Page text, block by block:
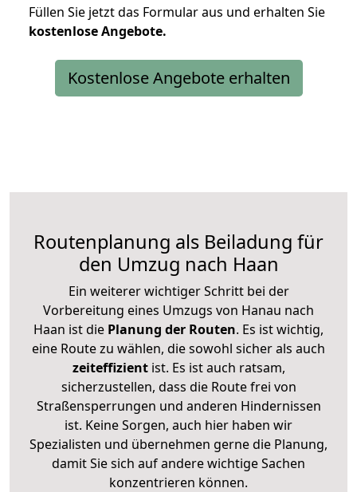
Füllen Sie jetzt das Formular aus und erhalten Sie
kostenloseAngebote.
Kostenlose Angebote erhalten
Routenplanung als Beiladung für
den Umzug nach Haan
Ein weiterer wichtiger Schritt bei der
Vorbereitung eines Umzugs von Hanau nach
Haan ist die Planung der Routen. Es ist wichtig,
eine Route zu wählen, die sowohl sicher als auch
zeiteffizientist. Es ist auch ratsam,
sicherzustellen, dass die Route frei von
Straßensperrungen und anderen Hindernissen
ist. Keine Sorgen, auch hier haben wir
Spezialisten und übernehmen gerne die Planung,
damit Sie sich auf andere wichtige Sachen
konzentrieren können.